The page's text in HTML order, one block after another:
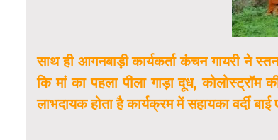
साथ ही आगनबाड़ी कार्यकर्ता कंचन गायरी ने
कि मां का पहला पीला गाड़ा दूध, कोलोस्ट्रॉम
लाभदायक होता है कार्यक्रम में सहायका वर्दी